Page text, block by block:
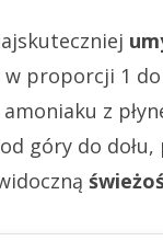
proporcji 1
z
góry do